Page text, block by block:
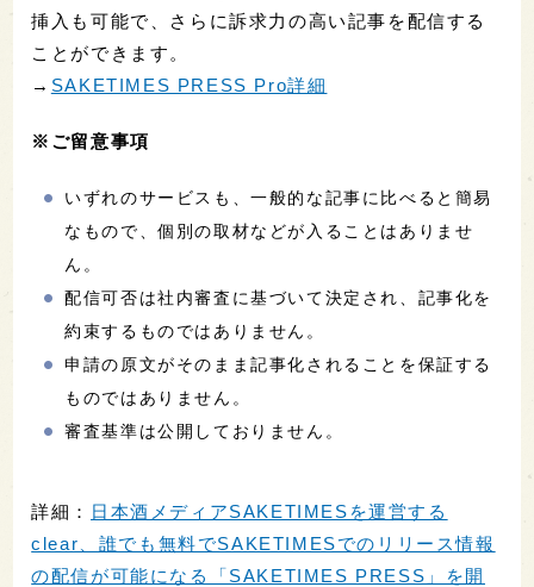
挿入も可能で、さらに訴求力の高い記事を配信する
ことができます。
→ SAKETIMES PRESS Pro詳細
※ご留意事項
いずれのサービスも、一般的な記事に比べると簡易
なもので、個別の取材などが入ることはありませ
ん。
配信可否は社内審査に基づいて決定され、記事化を
約束するものではありません。
申請の原文がそのまま記事化されることを保証する
ものではありません。
審査基準は公開しておりません。
詳細： 日本酒メディアSAKETIMESを運営する
clear、誰でも無料でSAKETIMESでのリリース情報
の配信が可能になる「SAKETIMES PRESS」を開